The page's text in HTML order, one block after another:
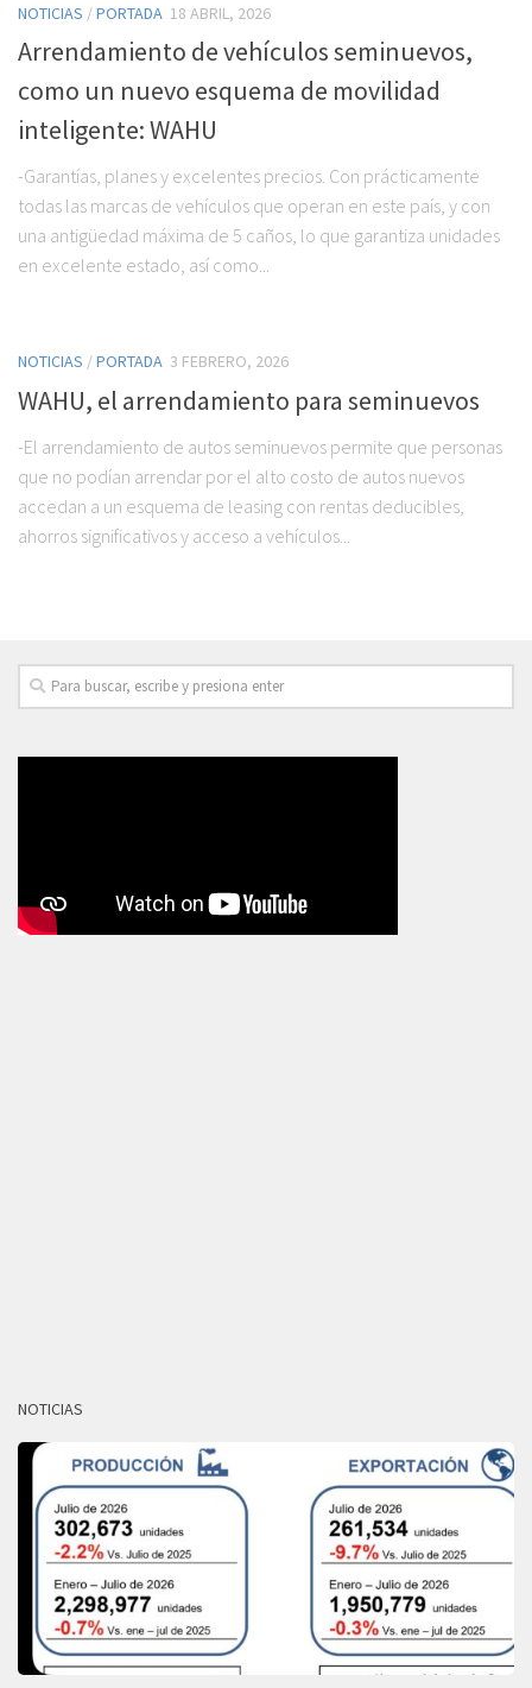
NOTICIAS /PORTADA 18 ABRIL, 2026
Arrendamiento de vehículos seminuevos,
como un nuevo esquema de movilidad
inteligente: WAHU
-Garantías, planes y excelentes precios. Con prácticamente
todas las marcas de vehículos que operan en este país, y con
una antigüedad máxima de 5 caños, lo que garantiza unidades
en excelente estado, así como...
NOTICIAS /PORTADA 3 FEBRERO, 2026
WAHU, el arrendamiento para seminuevos
-El arrendamiento de autos seminuevos permite que personas
que no podían arrendar por el alto costo de autos nuevos
accedan a un esquema de leasing con rentas deducibles,
ahorros significativos y acceso a vehículos...
NOTICIAS